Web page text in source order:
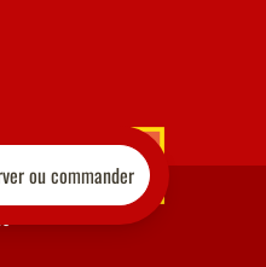
ou commander